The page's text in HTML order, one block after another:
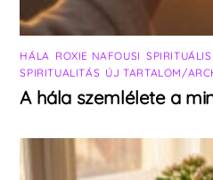
HÁLA ROXIE NAFOUSI
SPIRITUALITÁS ÚJ TARTALOM/
A hála szemlélete a